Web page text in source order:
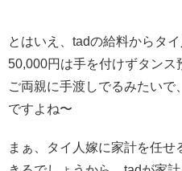
とはいえ、tadの給料からタ
50,000円は手を付けずタン
ご両親に手渡しでるみたい
ですよね〜
まぁ、タイ人嫁に家計を任